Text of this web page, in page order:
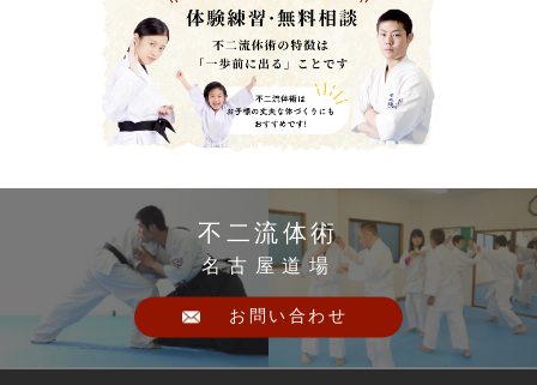
不二流体術
名古屋道場
お問い合わせ